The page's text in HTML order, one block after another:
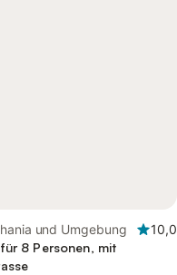
und Umgebung
10,0
8 Personen, mit